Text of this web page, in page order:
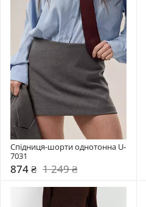
Спідниця-шорти однотонна U-
7031
874 ₴ 1 249 ₴